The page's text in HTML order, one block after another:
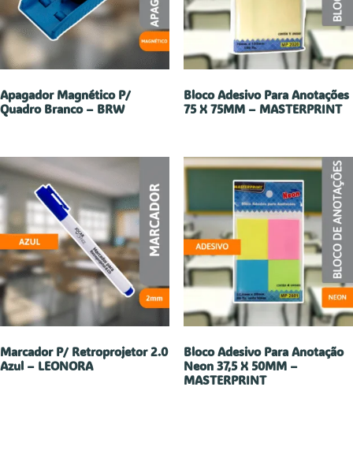
Apagador Magnético P/
Quadro Branco – BRW
Bloco Adesivo Para Anotações
75 X 75MM – MASTERPRINT
Marcador P/ Retroprojetor 2.0
Azul – LEONORA
Bloco Adesivo Para Anotação
Neon 37,5 X 50MM –
MASTERPRINT